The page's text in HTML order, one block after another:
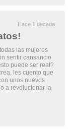
Hace 1 decada
las mujeres
sentir cansancio
puede ser real?
les cuento que
unos nuevos
a revolucionar la